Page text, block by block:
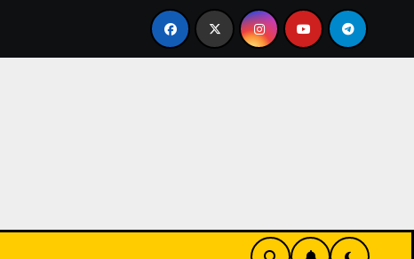
Inkomstenbelasting voor zelfstandigen